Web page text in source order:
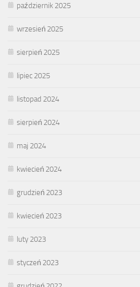
październik 2025
wrzesień 2025
sierpień 2025
lipiec 2025
listopad 2024
sierpień 2024
maj 2024
kwiecień 2024
grudzień 2023
kwiecień 2023
luty 2023
styczeń 2023